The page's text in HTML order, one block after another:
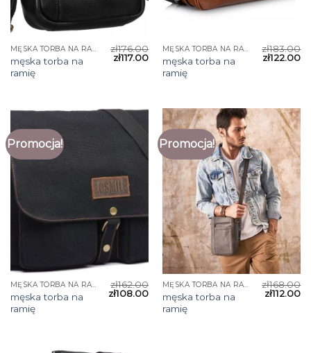
MĘSKA TORBA NA RAMIĘ
męska torba na
ramię
zł176.00
zł117.00
MĘSKA TORBA NA RAMIĘ
męska torba na
ramię
zł183.00
zł122.00
Promocja!
MĘSKA TORBA NA RAMIĘ
męska torba na
ramię
zł162.00
zł108.00
Promocja!
MĘSKA TORBA NA RAMIĘ
męska torba na
ramię
zł168.00
zł112.00